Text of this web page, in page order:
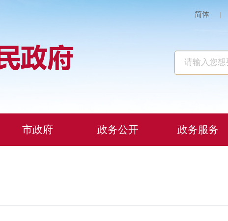
简体 |
市政府 政务公开 政务服务